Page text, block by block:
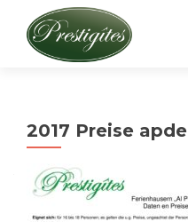
2017 Preise apde